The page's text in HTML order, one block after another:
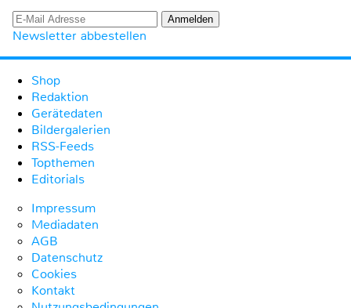
Newsletter abbestellen
Shop
Redaktion
Gerätedaten
Bildergalerien
RSS-Feeds
Topthemen
Editorials
Impressum
Mediadaten
AGB
Datenschutz
Cookies
Kontakt